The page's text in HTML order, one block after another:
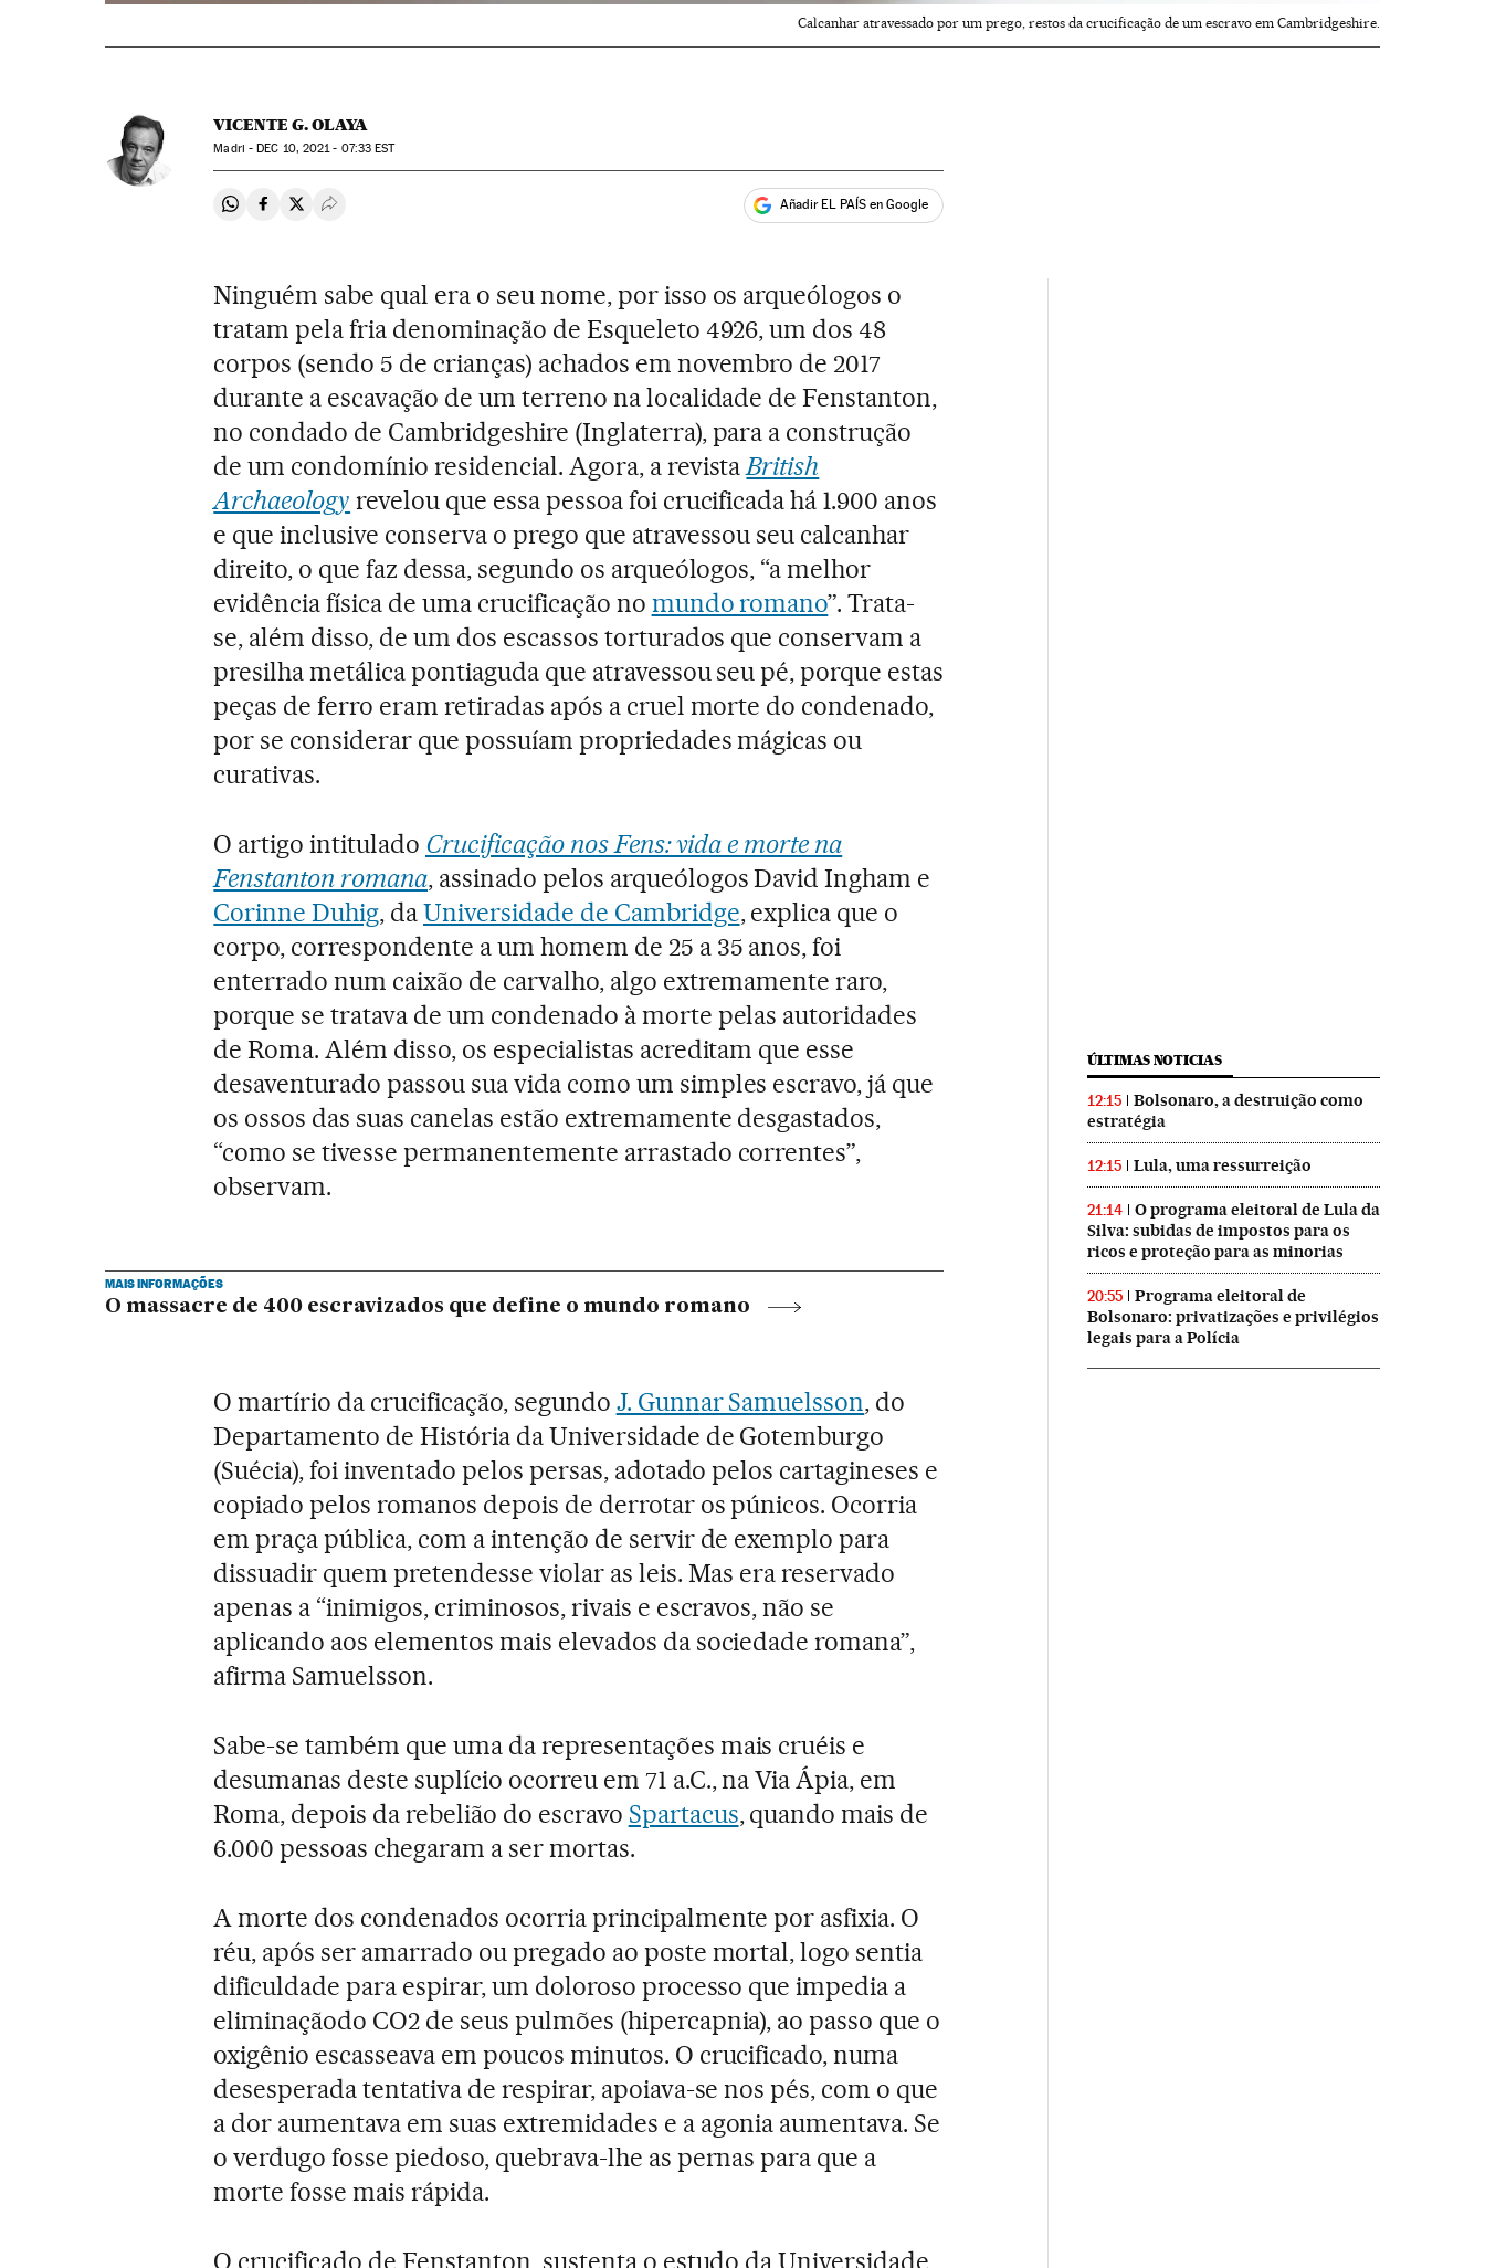
Calcanhar atravessado por um prego, restos da crucificação de um escravo em Cambridgeshire.
VICENTE G. OLAYA
Madri -DEC 10, 2021 - 07:33 EST
Compartir en Whatsapp
Compartir en Facebook
Compartir en Twitter
Desplegar Redes Sociales Añadir EL PAÍS en Google
Ninguém sabe qual era o seu nome, por isso os arqueólogos o
tratam pela fria denominação de Esqueleto 4926, um dos 48
corpos (sendo 5 de crianças) achados em novembro de 2017
durante a escavação de um terreno na localidade de Fenstanton,
no condado de Cambridgeshire (Inglaterra), para a construção
de um condomínio residencial. Agora, a revistaBritish
Archaeology revelou que essa pessoa foi crucificada há 1.900 anos
e que inclusive conserva o prego que atravessou seu calcanhar
direito, o que faz dessa, segundo os arqueólogos, “a melhor
evidência física de uma crucificação no mundo romano”. Trata-
se, além disso, de um dos escassos torturados que conservam a
presilha metálica pontiaguda que atravessou seu pé, porque estas
peças de ferro eram retiradas após a cruel morte do condenado,
por se considerar que possuíam propriedades mágicas ou
curativas.
O artigo intitulado Crucificação nos Fens: vida e morte na
Fenstanton romana, assinado pelos arqueólogos David Ingham e
Corinne Duhig, daUniversidade de Cambridge, explica que o
corpo, correspondente a um homem de 25 a 35 anos, foi
enterrado num caixão de carvalho, algo extremamente raro,
porque se tratava de um condenado à morte pelas autoridades
de Roma. Além disso, os especialistas acreditam que esse
desaventurado passou sua vida como um simples escravo, já que
os ossos das suas canelas estão extremamente desgastados,
“como se tivesse permanentemente arrastado correntes”,
observam.
MAIS INFORMAÇÕES
O massacre de 400 escravizados que define o mundo romano
O martírio da crucificação, segundo J. Gunnar Samuelsson, do
Departamento de História da Universidade de Gotemburgo
(Suécia), foi inventado pelos persas, adotado pelos cartagineses e
copiado pelos romanos depois de derrotar os púnicos. Ocorria
em praça pública, com a intenção de servir de exemplo para
dissuadir quem pretendesse violar as leis. Mas era reservado
apenas a “inimigos, criminosos, rivais e escravos, não se
aplicando aos elementos mais elevados da sociedade romana”,
afirma Samuelsson.
Sabe-se também que uma da representações mais cruéis e
desumanas deste suplício ocorreu em 71 a.C., na Via Ápia, em
Roma, depois da rebelião do escravo Spartacus, quando mais de
6.000 pessoas chegaram a ser mortas.
A morte dos condenados ocorria principalmente por asfixia. O
réu, após ser amarrado ou pregado ao poste mortal, logo sentia
dificuldade para espirar, um doloroso processo que impedia a
eliminaçãodo CO2 de seus pulmões (hipercapnia), ao passo que o
oxigênio escasseava em poucos minutos. O crucificado, numa
desesperada tentativa de respirar, apoiava-se nos pés, com o que
a dor aumentava em suas extremidades e a agonia aumentava. Se
o verdugo fosse piedoso, quebrava-lhe as pernas para que a
morte fosse mais rápida.
O crucificado de Fenstanton, sustenta o estudo da Universidade
ÚLTIMAS NOTICIAS
12:15
Bolsonaro, a destruição como
estratégia
12:15 Lula, uma ressurreição
21:14
O programa eleitoral de Lula da
Silva: subidas de impostos para os
ricos e proteção para as minorias
20:55
Programa eleitoral de
Bolsonaro: privatizações e privilégios
legais para a Polícia